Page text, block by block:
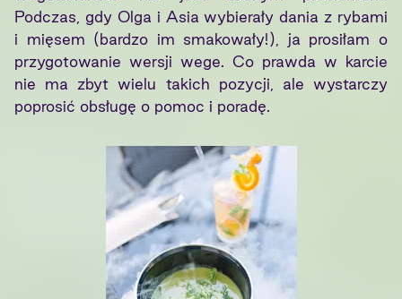
Podczas, gdy Olga i Asia wybierały dania z rybami
i mięsem (bardzo im smakowały!), ja prosiłam o
przygotowanie wersji wege. Co prawda w karcie
nie ma zbyt wielu takich pozycji, ale wystarczy
poprosić obsługę o pomoc i poradę.